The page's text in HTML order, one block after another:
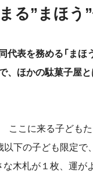
る”まほう
表を務める「まほう
、ほかの駄菓子屋
ここに来る子ども
以下の子ども限定で
な木札が１枚、運が